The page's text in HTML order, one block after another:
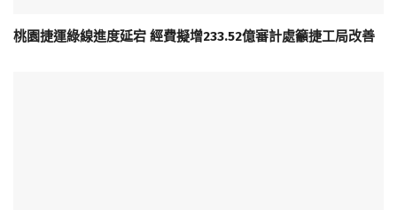
桃園捷運綠線進度延宕 經費擬增233.52億審計處籲捷工局改善